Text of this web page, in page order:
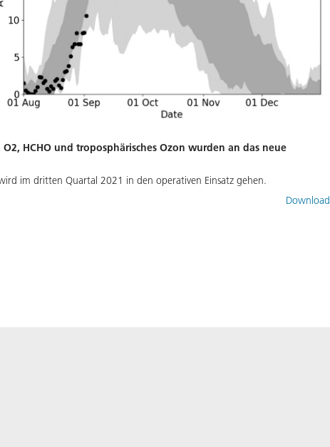
HCHO und troposphärisches Ozon wurden an das neue
im dritten Quartal 2021 in den operativen Einsatz gehen.
Download